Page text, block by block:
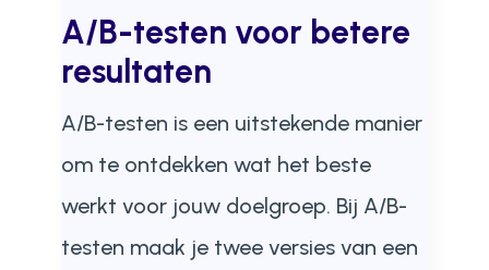
A/B-testen voor betere
resultaten
A/B-testen is een uitstekende manier
om te ontdekken wat het beste
werkt voor jouw doelgroep. Bij A/B-
testen maak je twee versies van een